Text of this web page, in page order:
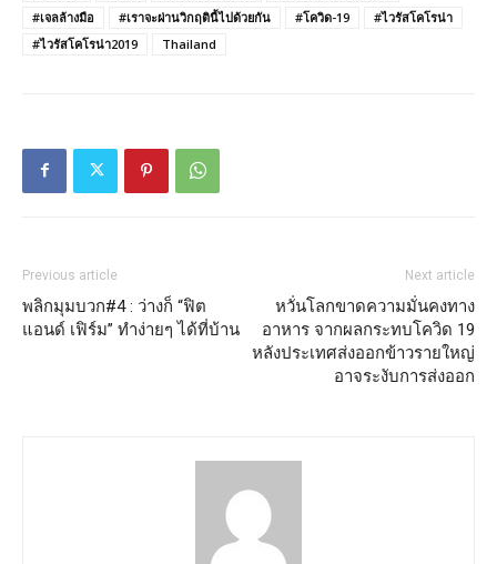
#เจลล้างมือ
#เราจะผ่านวิกฤตินี้ไปด้วยกัน #โควิด-19
#ไวรัสโคโรน่า
#ไวรัสโคโรน่า2019
Thailand
Previous article
พลิกมุมบวก#4 : ว่างก็ “ฟิต
แอนด์ เฟิร์ม” ทำง่ายๆ ได้ที่บ้าน
Next article
หวั่นโลกขาดความมั่นคงทาง
อาหาร จากผลกระทบโควิด 19
หลังประเทศส่งออกข้าวรายใหญ่
อาจระงับการส่งออก